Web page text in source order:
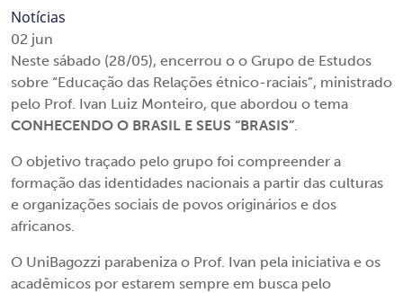
Notícias
02 jun
Neste sábado (28/05), encerrou o o Grupo de Estudos
sobre “Educação das Relações étnico-raciais”, ministrado
pelo Prof. Ivan Luiz Monteiro, que abordou o tema
CONHECENDO O BRASIL E SEUS “BRASIS”.
O objetivo traçado pelo grupo foi compreender a
formação das identidades nacionais a partir das culturas
e organizações sociais de povos originários e dos
africanos.
O UniBagozzi parabeniza o Prof. Ivan pela iniciativa e os
acadêmicos por estarem sempre em busca pelo